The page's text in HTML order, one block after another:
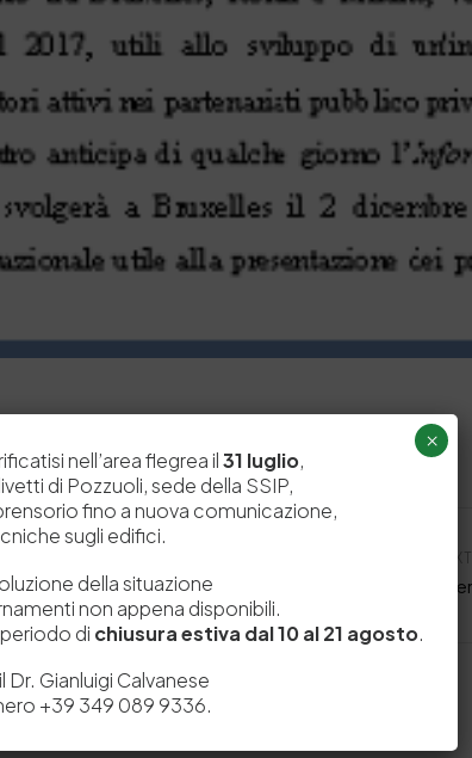
Convenzione Università
nell’area flegrea il31 luglio,
di Pozzuoli, sede della SSIP,
fino a nuova comunicazione,
sugli edifici.
della situazione
non appena disponibili.
di chiusura estiva dal 10 al 21 agosto.
Gianluigi Calvanese
+39 349 089 9336.
×